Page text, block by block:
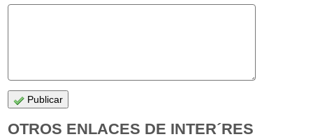
Publicar
OTROS ENLACES DE INTER´RES